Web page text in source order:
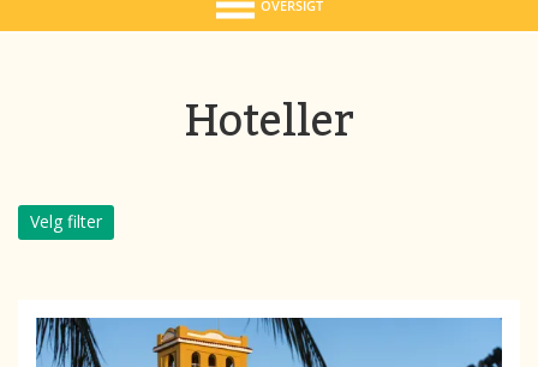
OVERSIGT
Hoteller
Velg filter